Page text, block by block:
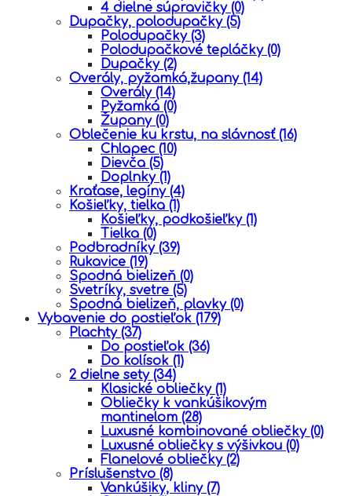
4 dielne súpravičky (0)
Dupačky, polodupačky (5)
Polodupačky (3)
Polodupačkové tepláčky (0)
Dupačky (2)
Overály, pyžamká,župany (14)
Overály (14)
Pyžamká (0)
Župany (0)
Oblečenie ku krstu, na slávnosť (16)
Chlapec (10)
Dievča (5)
Doplnky (1)
Kraťase, legíny (4)
Košieľky, tielka (1)
Košieľky, podkošieľky (1)
Tielka (0)
Podbradníky (39)
Rukavice (19)
Spodná bielizeň (0)
Svetríky, svetre (5)
Spodná bielizeň, plavky (0)
Vybavenie do postieľok (179)
Plachty (37)
Do postieľok (36)
Do kolísok (1)
2 dielne sety (34)
Klasické obliečky (1)
Obliečky k vankúšikovým
mantinelom (28)
Luxusné kombinované obliečky (0)
Luxusné obliečky s výšivkou (0)
Flanelové obliečky (2)
Príslušenstvo (8)
Vankúšiky, kliny (7)